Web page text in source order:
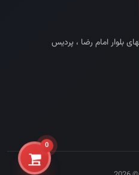
بلوار امام رضا ، پردیس
0